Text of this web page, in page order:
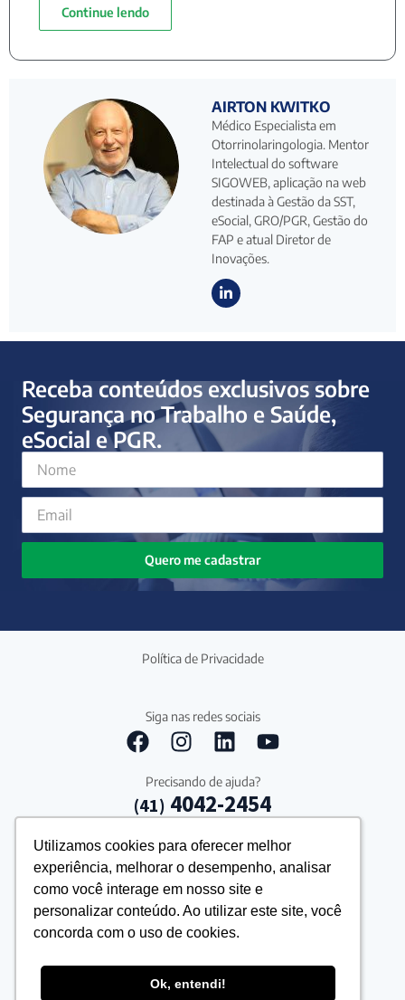
Utilizamos cookies para oferecer melhor
experiência, melhorar o desempenho, analisar
como você interage em nosso site e
personalizar conteúdo. Ao utilizar este site, você
concorda com o uso de cookies.
Ok, entendi!
Utilizamos cookies para oferecer melhor
experiência, melhorar o desempenho, analisar
como você interage em nosso site e
personalizar conteúdo. Ao utilizar este site, você
concorda com o uso de cookies.
Ok, entendi!
Continue lendo
AIRTON KWITKO
Médico Especialista em
Otorrinolaringologia. Mentor
Intelectual do software
SIGOWEB, aplicação na web
destinada à Gestão da SST,
eSocial, GRO/PGR, Gestão do
FAP e atual Diretor de
Inovações.
Receba conteúdos exclusivos sobre
Segurança no Trabalho e Saúde,
eSocial e PGR.
Quero me cadastrar
Política de Privacidade
Siga nas redes sociais
Precisando de ajuda?
(41) 4042-2454